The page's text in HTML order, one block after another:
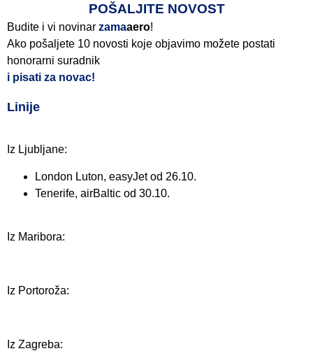
POŠALJITE NOVOST
Budite i vi novinar zamaaero!
Ako pošaljete 10 novosti koje objavimo možete postati
honorarni suradnik
i pisati za novac!
Linije
Iz Ljubljane:
London Luton, easyJet od 26.10.
Tenerife, airBaltic od 30.10.
Iz Maribora:
Iz Portoroža:
Iz Zagreba: